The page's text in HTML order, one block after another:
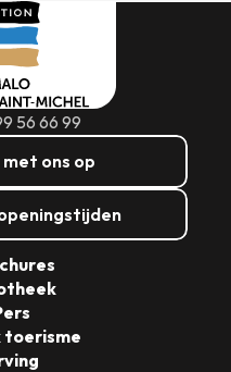
56 66 99
ons op
toerisme